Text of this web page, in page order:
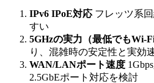
IPv6 IPoE対応 フレッツ系
すい
5GHzの実力（最低でもWi-Fi
り、混雑時の安定性と実効
WAN/LANポート速度
2.5GbEポート対応を検討